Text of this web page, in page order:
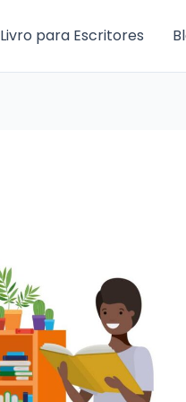
Livro para Escritores